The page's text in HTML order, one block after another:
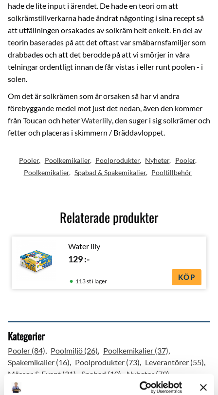
hade de lite input i ärendet. De hade en teori om att
solkrämstillverkarna hade ändrat någonting i sina recept så
att utfällningen orsakades av solkräm helt enkelt. En del av
teorin baserades på att det oftast var småbarnsfamiljer som
drabbades och att det berodde på att vi smörjer in våra
telningar ordentligt innan de får vistas i eller runt poolen - i
solen.
Om det är solkrämen som är orsaken så har vi andra
förebyggande medel mot just det nedan, även den kommer
från Toucan och heterWaterlily , den suger i sig solkrämer och
fetter och placeras i skimmern / Bräddavloppet.
Pooler Poolkemikalier Poolprodukter Nyheter
Pooler
Poolkemikalier
Spabad & Spakemikalier Pooltillbehör
Relaterade produkter
Water lily
129:-
113 st i lager KÖP
Kategorier
Pooler (84) Poolmiljö (26)
Poolkemikalier (37)
Spakemikalier (16)
Poolprodukter (73)
Leverantörer (55)
Mässor & Event (31)
Spabad (10)
Nyheter (79)
Tävlingar (3)
Utekök (2)